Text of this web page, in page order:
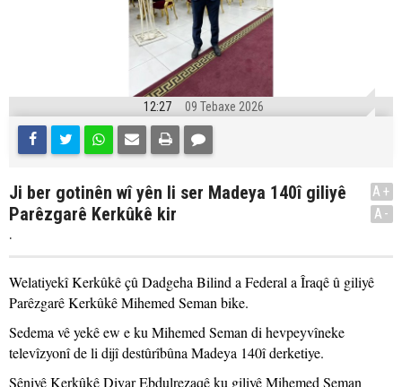
12:27 09 Tebaxe 2026
Ji ber gotinên wî yên li ser Madeya 140î giliyê
Parêzgarê Kerkûkê kir
.
A+
A-
Welatiyekî Kerkûkê çû Dadgeha Bilind a Federal a Îraqê û giliyê
Parêzgarê Kerkûkê Mihemed Seman bike.
Sedema vê yekê ew e ku Mihemed Seman di hevpeyvîneke
televîzyonî de li dijî destûrîbûna Madeya 140î derketiye.
Şêniyê Kerkûkê Diyar Ebdulrezaqê ku giliyê Mihemed Seman